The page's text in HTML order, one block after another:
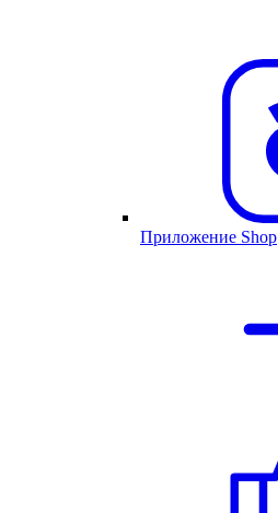
Приложение Shop